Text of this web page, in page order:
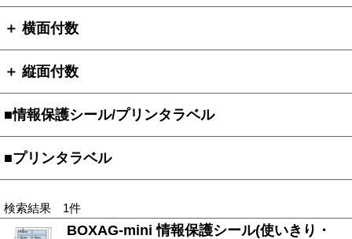
＋ 横面付数
＋ 縦面付数
■情報保護シール/プリンタラベル
■プリンタラベル
検索結果 1件
BOXAG-mini 情報保護シール(使いきり・